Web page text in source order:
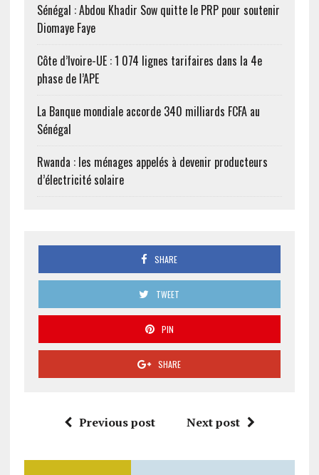
Sénégal : Abdou Khadir Sow quitte le PRP pour soutenir
Diomaye Faye
Côte d’Ivoire-UE : 1 074 lignes tarifaires dans la 4e
phase de l’APE
La Banque mondiale accorde 340 milliards FCFA au
Sénégal
Rwanda : les ménages appelés à devenir producteurs
d’électricité solaire
SHARE
TWEET
PIN
SHARE
Previous post Next post